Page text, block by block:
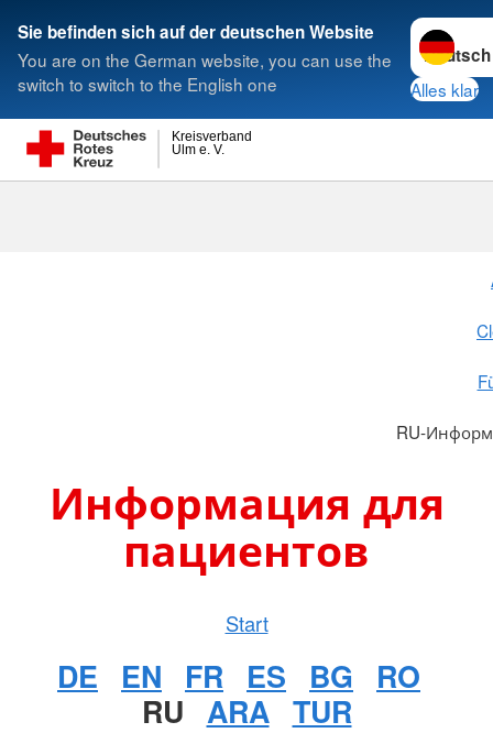
Sie befinden sich auf der deutschen Website
You are on the German website, you can use the
switch to switch to the English one
Sprache
Alles klar
Ulm e. V.
Kreisverband
Suche
RU-
Информация для
пациентов
Start
DE EN FR ES BG
RO
RU ARA TUR